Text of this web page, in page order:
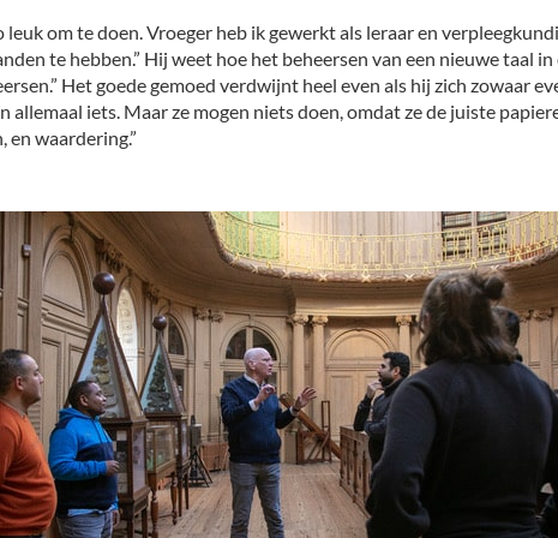
om te doen. Vroeger heb ik gewerkt als leraar en
te hebben.” Hij weet hoe het beheersen van een nieuwe taal
Het goede gemoed verdwijnt heel even als hij zich zowaar
allemaal iets. Maar ze mogen niets doen, omdat ze de juiste
waardering.”